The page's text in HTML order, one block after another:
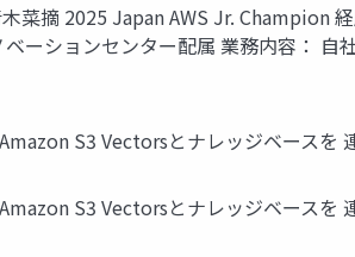
菜摘 2025 Japan AWS Jr. Champion
ーションセンター配属 業務内容： 自
S3 Vectorsとナレッジベースを
S3 Vectorsとナレッジベースを